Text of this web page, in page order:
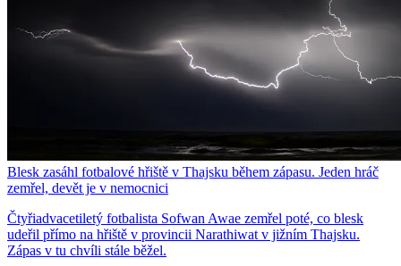
Blesk zasáhl fotbalové hřiště v Thajsku během zápasu. Jeden hráč
zemřel, devět je v nemocnici
Čtyřiadvacetiletý fotbalista Sofwan Awae zemřel poté, co blesk
udeřil přímo na hřiště v provincii Narathiwat v jižním Thajsku.
Zápas v tu chvíli stále běžel.